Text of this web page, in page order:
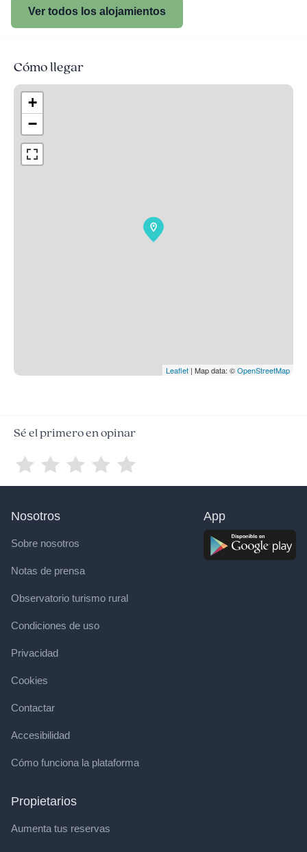
Ver todos los alojamientos
Cómo llegar
+
−
Leaflet | Map data: ©OpenStreetMap
Sé el primero en opinar
Nosotros
Sobre nosotros
Notas de prensa
Observatorio turismo rural
Condiciones de uso
Privacidad
Cookies
Contactar
Accesibilidad
Cómo funciona la plataforma
Propietarios
Aumenta tus reservas
App